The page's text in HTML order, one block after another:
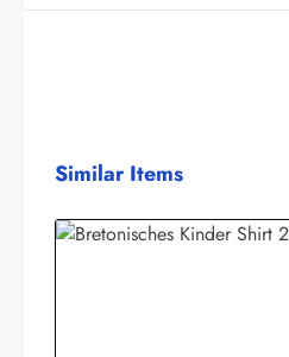
Produktgalerie überspringen
Similar Items